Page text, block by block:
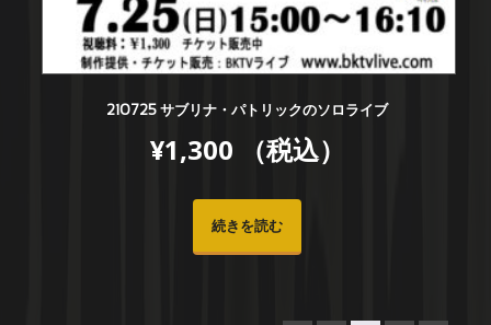
210725 サブリナ・パトリックのソロライブ
¥1,300 （税込）
続きを読む